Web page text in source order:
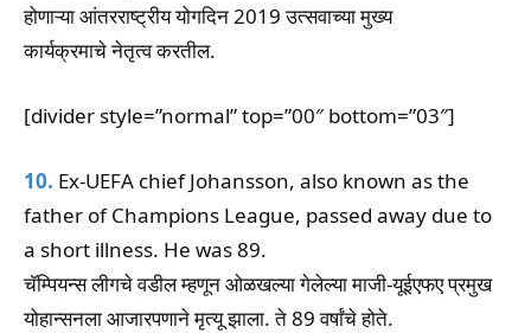
होणाऱ्या आंतरराष्ट्रीय योगदिन 2019 उत्सवाच्या मुख्य
कार्यक्रमाचे नेतृत्व करतील.
[divider style=”normal” top=”00″ bottom=”03″]
10. Ex-UEFA chief Johansson, also known as the
father of Champions League, passed away due to
a short illness. He was 89.
चॅम्पियन्स लीगचे वडील म्हणून ओळखल्या गेलेल्या माजी-यूईएफए प्रमुख
योहान्सनला आजारपणाने मृत्यू झाला. ते 89 वर्षांचे होते.